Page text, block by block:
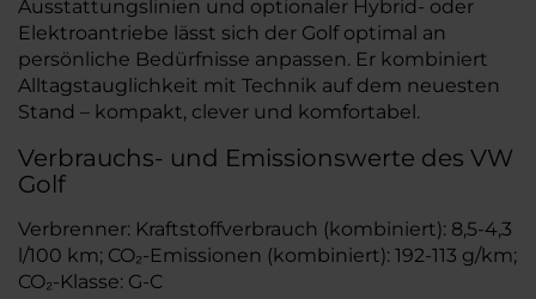
Ausstattungslinien und optionaler Hybrid- oder
Elektroantriebe lässt sich der Golf optimal an
persönliche Bedürfnisse anpassen. Er kombiniert
Alltagstauglichkeit mit Technik auf dem neuesten
Stand – kompakt, clever und komfortabel.
Verbrauchs- und Emissionswerte des VW
Golf
Verbrenner: Kraftstoffverbrauch (kombiniert): 8,5-4,3
l/100 km; CO₂-Emissionen (kombiniert): 192-113 g/km;
CO₂-Klasse: G-C